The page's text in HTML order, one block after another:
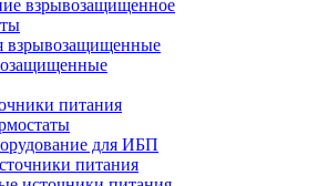
взрывозащищенное
взрывозащищенные
питания
для ИБП
питания